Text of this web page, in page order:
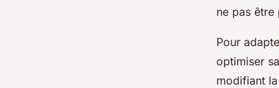
ne pas être
Pour
optimiser
modifiant